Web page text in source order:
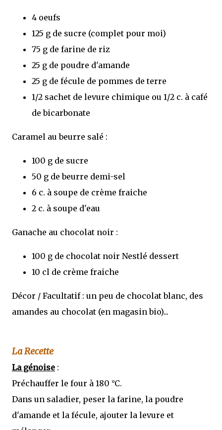
4 oeufs
125 g de sucre (complet pour moi)
75 g de farine de riz
25 g de poudre d'amande
25 g de fécule de pommes de terre
1/2 sachet de levure chimique ou 1/2 c. à café
de bicarbonate
Caramel au beurre salé :
100 g de sucre
50 g de beurre demi-sel
6 c. à soupe de crème fraiche
2 c. à soupe d'eau
Ganache au chocolat noir :
100 g de chocolat noir Nestlé dessert
10 cl de crème fraiche
Décor / Facultatif : un peu de chocolat blanc, des
amandes au chocolat (en magasin bio)...
La Recette
La génoise :
Préchauffer le four à 180 °C.
Dans un saladier, peser la farine, la poudre
d'amande et la fécule, ajouter la levure et